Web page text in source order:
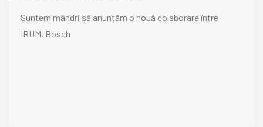
Suntem mândri să anunțăm o nouă colaborare între
IRUM, Bosch